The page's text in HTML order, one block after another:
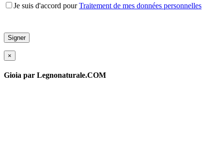
Je suis d'accord pourTraitement de mes données personnelles
×
Gioia par Legnonaturale.COM